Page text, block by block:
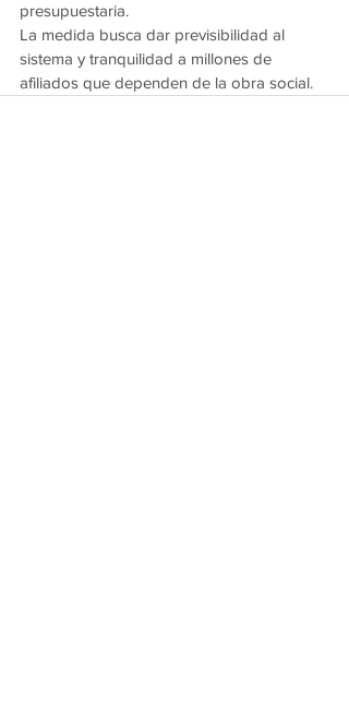
presupuestaria.
La medida busca dar previsibilidad al
sistema y tranquilidad a millones de
afiliados que dependen de la obra social.